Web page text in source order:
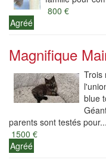
800 €
Agréé
Magnifique
Trois
blue
parents sont testés pour...
1500 €
Agréé